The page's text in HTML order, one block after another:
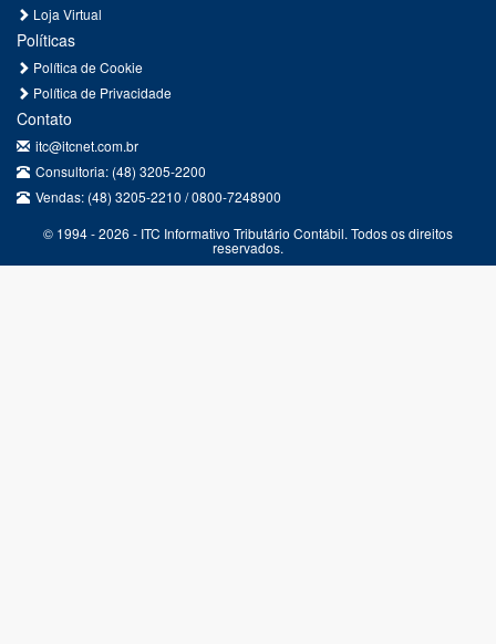
Loja Virtual
Políticas
Política de Cookie
Política de Privacidade
Contato
itc@itcnet.com.br
Consultoria: (48) 3205-2200
Vendas: (48) 3205-2210 / 0800-7248900
© 1994 - 2026 - ITC Informativo Tributário Contábil. Todos os direitos
reservados.